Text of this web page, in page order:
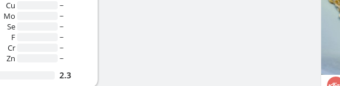
Cu
~
Mo
~
Se
~
F
~
Cr
~
Zn
~
2.3